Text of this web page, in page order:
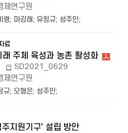
제연구원
령; 마강래; 유정규; 성주인;
료
래 주체 육성과 농촌 활성화
SD2021_0629
제연구원
규; 오형은; 성주인;
주지원기구' 설립 방안